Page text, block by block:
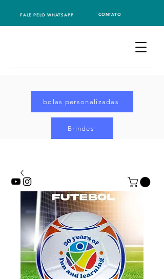
FALE PELO WHATSAPP CONTATO
bolas personalizadas
Brindes